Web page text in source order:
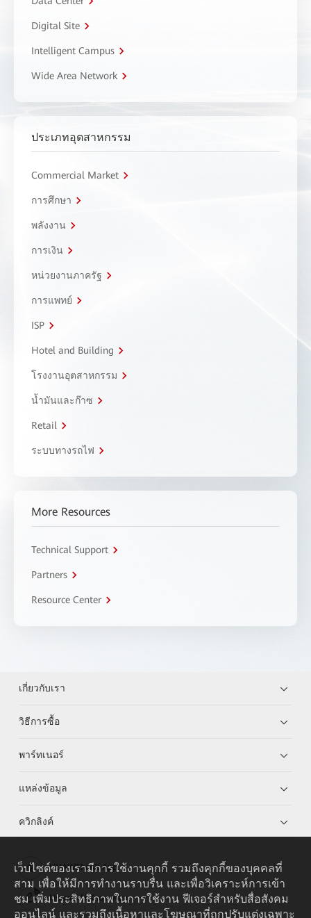
Digital Site
Intelligent Campus
Wide Area Network
ประเภทอุตสาหกรรม
Commercial Market
การศึกษา
พลังงาน
การเงิน
หน่วยงานภาครัฐ
การแพทย์
ISP
Hotel and Building
โรงงานอุตสาหกรรม
น้ำมันและก๊าซ
Retail
ระบบทางรถไฟ
More Resources
Technical Support
Partners
Resource Center
เกี่ยวกับเรา
วิธีการซื้อ
พาร์ทเนอร์
แหล่งข้อมูล
ควิกลิงค์
HUAWEI eKit App
Huawei HiKnow App
เว็บไซต์ของเรามีการใช้งานคุกกี้ รวมถึงคุกกี้ของบุคคลที่
สาม เพื่อให้มีการทำงานราบรื่น และเพื่อวิเคราะห์การเข้า
ชม เพิ่มประสิทธิภาพในการใช้งาน ฟีเจอร์สำหรับสื่อสังคม
ออนไลน์ และรวมถึงเนื้อหาและโฆษณาที่ถูกปรับแต่งเฉพาะ